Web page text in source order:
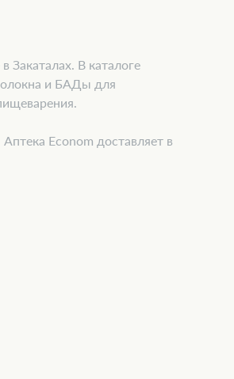
Закаталах. В каталоге
и БАДы для
Econom доставляет в